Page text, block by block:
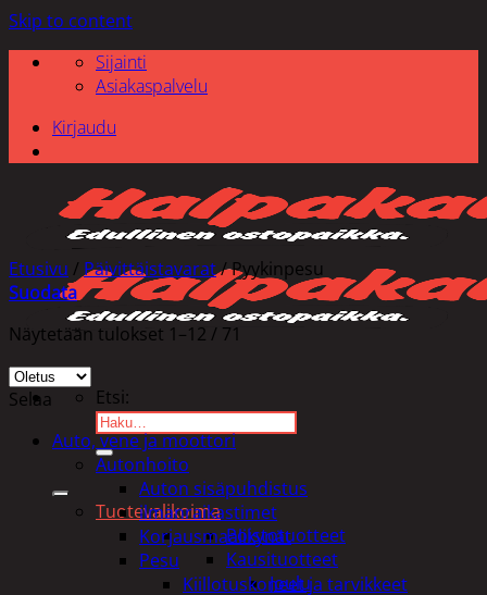
Skip to content
Sijainti
Asiakaspalvelu
Kirjaudu
Etsi:
Tuotevalikoima
Poistotuotteet
Kausituotteet
Joulu
Etusivu / Päivittäistavarat/Pyykinpesu
Suodata
Näytetään tulokset 1–12 / 71
Selaa
Auto, vene ja moottori
Autonhoito
Auton sisäpuhdistus
ilmanraikastimet
Korjausmaalikynät
Pesu
Kiillotuskoneet ja tarvikkeet